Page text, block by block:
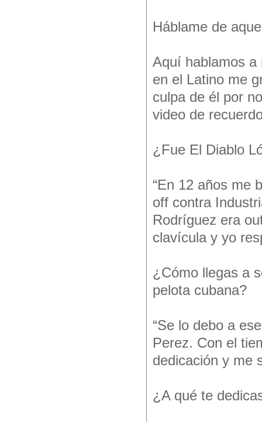
Háblame de
Aquí hablamos a
en el Latino me
culpa de él por
video de
¿Fue El Diablo
“En 12 años me
off contra
Rodríguez era
clavícula y yo
¿Cómo llegas a
pelota cubana?
“Se lo debo a
Perez. Con el
dedicación y me
¿A qué te